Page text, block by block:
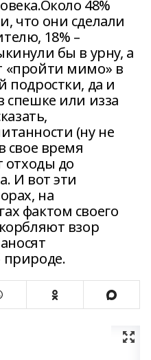
48%
что они сделали
18% –
бы в урну, а
«пройти мимо» в
подростки, да и
спешке или из­за
(ну не
свое время
отходы до
И вот эти
на
фактом своего
взор
природе.